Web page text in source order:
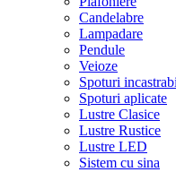
Candelabre
Lampadare
Pendule
Veioze
Spoturi
Spoturi aplicate
Lustre Clasice
Lustre Rustice
Lustre LED
Sistem cu sina